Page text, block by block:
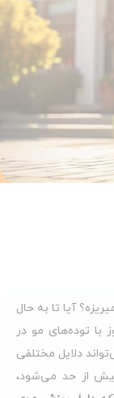
آیا تا به حال
با توده‌های مو در
دلایل مختلفی
از حد می‌شود،